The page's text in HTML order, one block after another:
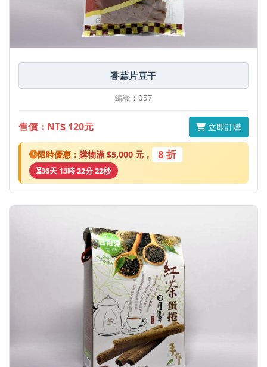
香蒜片豆干
編號：057
售價：NT$ 120元 立即訂購
限時優惠： 購物滿 $5,000 元， 8 折
36天 13時 22分 22秒